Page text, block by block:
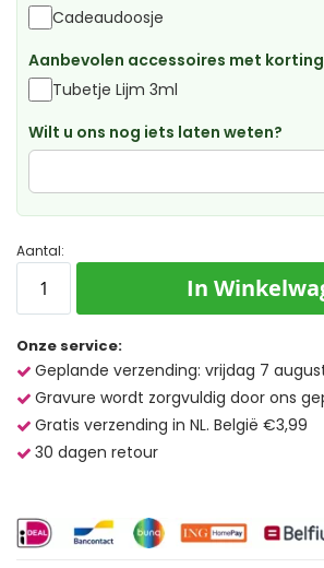
Cadeaudoosje
Aanbevolen accessoires met korting
Tubetje Lijm 3ml
Wilt u ons nog iets laten weten?
Aantal:
In
Onze service:
Geplande verzending: vrijdag 7
Gravure wordt zorgvuldig door ons
Gratis verzending in NL. België €3,99
30 dagen retour